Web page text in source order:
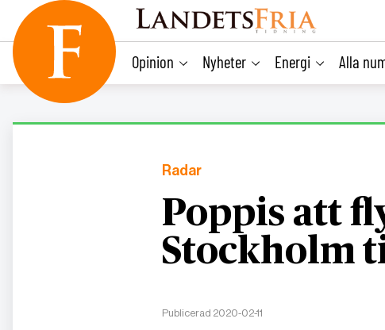
content
Opinion Nyheter Energi Alla
Radar
Poppis att
Stockholm
Publicerad 2020-02-11